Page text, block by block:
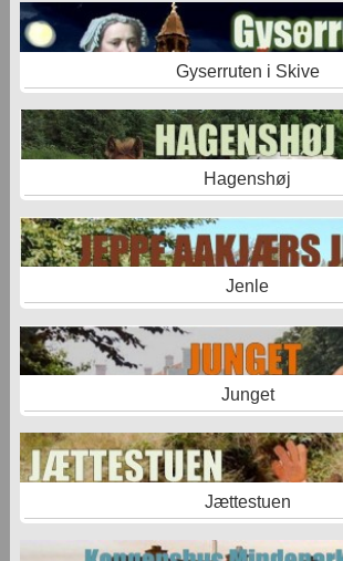
Gyserruten i Skive
Hagenshøj
Jenle
Junget
Jættestuen